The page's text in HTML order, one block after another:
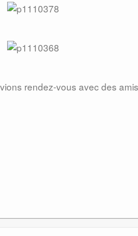
rendez-vous avec des